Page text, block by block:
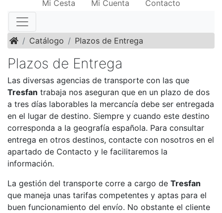
Mi Cesta Mi Cuenta Contacto
InicioCatálogo Plazos de Entrega
Plazos de Entrega
Las diversas agencias de transporte con las que
Tresfan trabaja nos aseguran que en un plazo de dos
a tres días laborables la mercancía debe ser entregada
en el lugar de destino. Siempre y cuando este destino
corresponda a la geografía española. Para consultar
entrega en otros destinos, contacte con nosotros en el
apartado de Contacto y le facilitaremos la
información.
La gestión del transporte corre a cargo de Tresfan
que maneja unas tarifas competentes y aptas para el
buen funcionamiento del envío. No obstante el cliente